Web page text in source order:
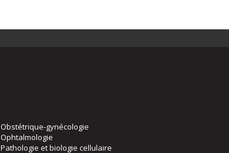
Obstétrique-gynécologie
Ophtalmologie
Pathologie et biologie cellulaire